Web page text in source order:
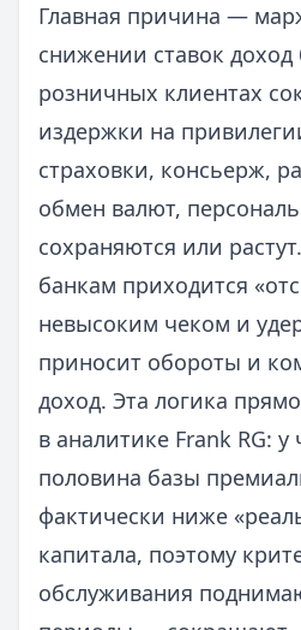
Главная причина —
снижении ставок доход
розничных клиентах
издержки на
страховки, консьерж,
обмен валют,
сохраняются или
банкам приходится
невысоким чеком и
приносит обороты и
доход. Эта логика
в аналитике Frank RG: у
половина базы
фактически ниже
капитала, поэтому
обслуживания